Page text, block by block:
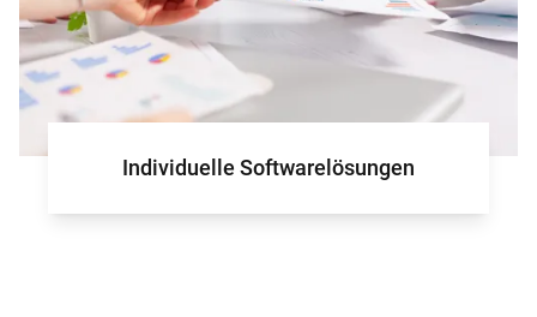
Individuelle Softwarelösungenfür Ihr